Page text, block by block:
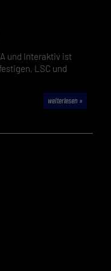
und Interaktiv ist
LSC und
weiterlesen »